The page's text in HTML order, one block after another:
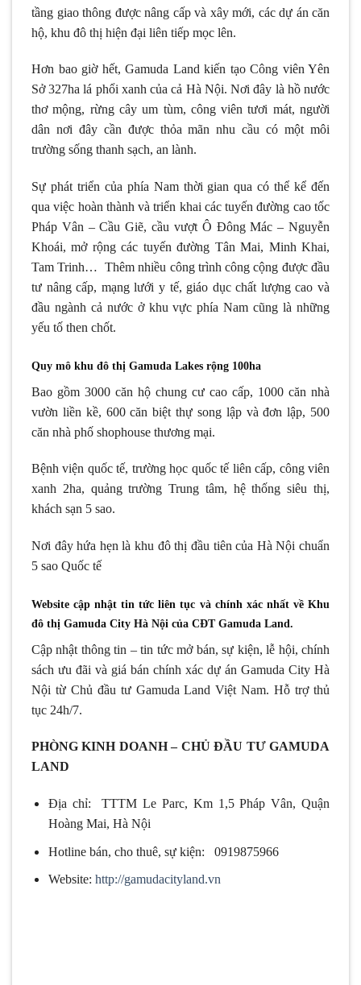
tầng giao thông được nâng cấp và xây mới, các dự án căn
hộ, khu đô thị hiện đại liên tiếp mọc lên.
Hơn bao giờ hết, Gamuda Land kiến tạo Công viên Yên
Sở 327ha lá phổi xanh của cả Hà Nội. Nơi đây là hồ nước
thơ mộng, rừng cây um tùm, công viên tươi mát, người
dân nơi đây cần được thỏa mãn nhu cầu có một môi
trường sống thanh sạch, an lành.
Sự phát triển của phía Nam thời gian qua có thể kể đến
qua việc hoàn thành và triển khai các tuyến đường cao tốc
Pháp Vân – Cầu Giẽ, cầu vượt Ô Đông Mác – Nguyễn
Khoái, mở rộng các tuyến đường Tân Mai, Minh Khai,
Tam Trinh… Thêm nhiều công trình công cộng được đầu
tư nâng cấp, mạng lưới y tế, giáo dục chất lượng cao và
đầu ngành cả nước ở khu vực phía Nam cũng là những
yếu tố then chốt.
Quy mô khu đô thị Gamuda Lakes rộng 100ha
Bao gồm 3000 căn hộ chung cư cao cấp, 1000 căn nhà
vườn liền kề, 600 căn biệt thự song lập và đơn lập, 500
căn nhà phố shophouse thương mại.
Bệnh viện quốc tế, trường học quốc tế liên cấp, công viên
xanh 2ha, quảng trường Trung tâm, hệ thống siêu thị,
khách sạn 5 sao.
Nơi đây hứa hẹn là khu đô thị đầu tiên của Hà Nội chuẩn
5 sao Quốc tế
Website cập nhật tin tức liên tục và chính xác nhất về Khu
đô thị Gamuda City Hà Nội của CĐT Gamuda Land.
Cập nhật thông tin – tin tức mở bán, sự kiện, lễ hội, chính
sách ưu đãi và giá bán chính xác dự án Gamuda City Hà
Nội từ Chủ đầu tư Gamuda Land Việt Nam. Hỗ trợ thủ
tục 24h/7.
PHÒNG KINH DOANH – CHỦ ĐẦU TƯ GAMUDA
LAND
Địa chỉ: TTTM Le Parc, Km 1,5 Pháp Vân, Quận
Hoàng Mai, Hà Nội
Hotline bán, cho thuê, sự kiện: 0919875966
Website: http://gamudacityland.vn